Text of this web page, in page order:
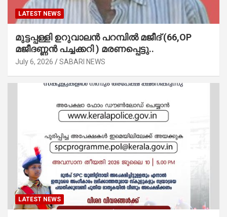
LATEST NEWS
മുട്ടപ്പള്ളി ഉറുവാലൻ പറമ്പിൽ മജീദ് (66,OP
മജീദണ്ണൻ പച്ചക്കറി ) മരണപ്പെട്ടു..
July 6, 2026 SABARI NEWS
LATEST NEWS